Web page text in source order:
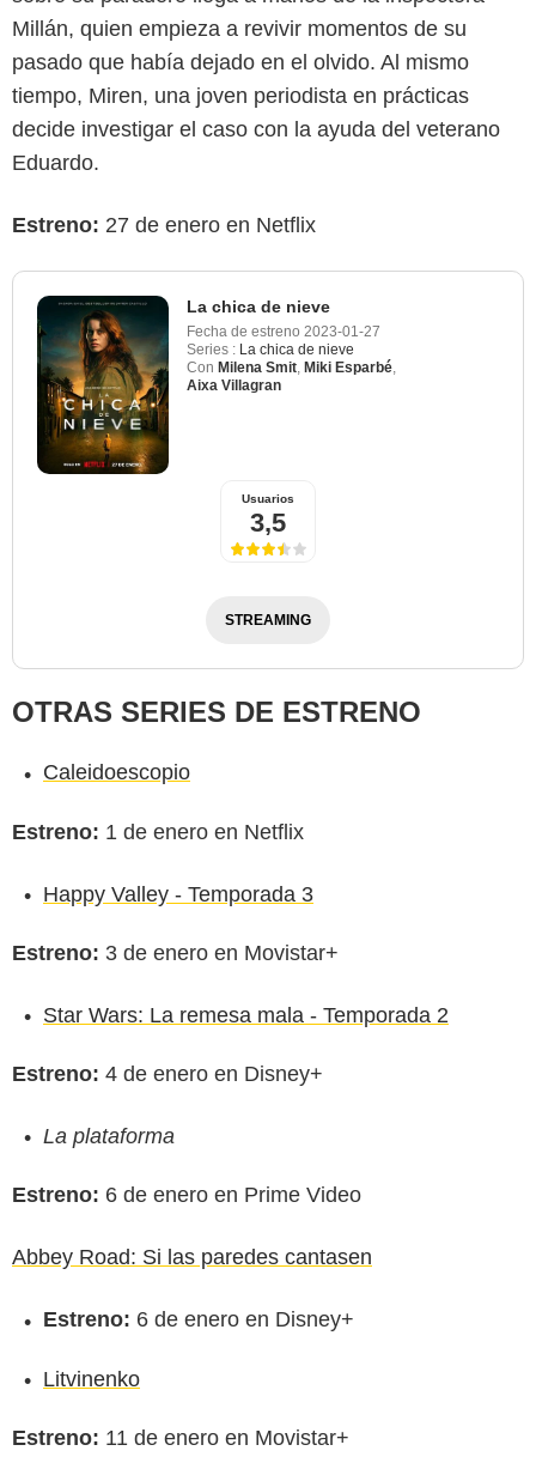
Millán, quien empieza a revivir momentos de su
pasado que había dejado en el olvido. Al mismo
tiempo, Miren, una joven periodista en prácticas
decide investigar el caso con la ayuda del veterano
Eduardo.
Estreno: 27 de enero en Netflix
La chica de nieve
Fecha de estreno 2023-01-27
Series : La chica de nieve
Con Milena Smit, Miki Esparbé,
Aixa Villagran
Usuarios
3,5
STREAMING
OTRAS SERIES DE ESTRENO
Caleidoescopio
Estreno: 1 de enero en Netflix
Happy Valley - Temporada 3
Estreno: 3 de enero en Movistar+
Star Wars: La remesa mala - Temporada 2
Estreno: 4 de enero en Disney+
La plataforma
Estreno: 6 de enero en Prime Video
Abbey Road: Si las paredes cantasen
Estreno: 6 de enero en Disney+
Litvinenko
Estreno: 11 de enero en Movistar+